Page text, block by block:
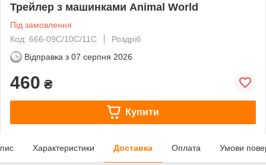
Трейлер з машинками Animal World
Під замовлення
Код: 666-09C/10C/11C
Роздріб
Відправка з 07 серпня 2026
460 ₴
Купити
Характеристики Доставка Оплата Умови